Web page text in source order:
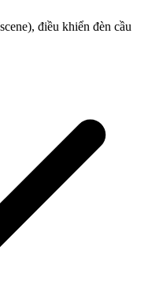
điều khiển đèn cầu